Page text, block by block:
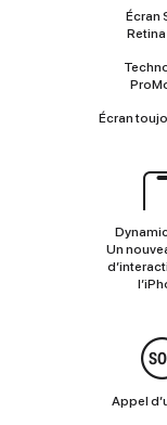
Écran
Retina
Écran
Dynamic
Un
Sécurité
Appel